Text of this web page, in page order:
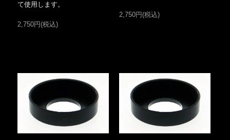
て使用します。
2,750円(税込)
2,750円(税込)